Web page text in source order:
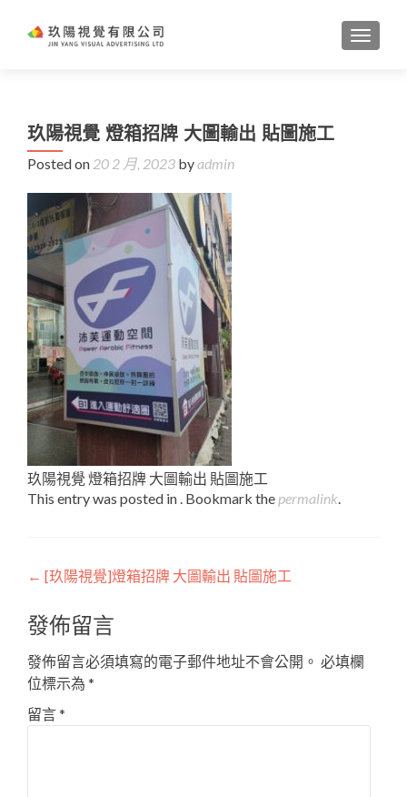
玖陽視覺 燈箱招牌 大圖輸出 貼圖施工
Posted on 20 2 月, 2023 byadmin
玖陽視覺 燈箱招牌 大圖輸出 貼圖施工
This entry was posted in . Bookmark the permalink.
Post
navigation
← [玖陽視覺]燈箱招牌 大圖輸出 貼圖施工
發佈留言
發佈留言必須填寫的電子郵件地址不會公開。 必填欄
位標示為 *
留言*